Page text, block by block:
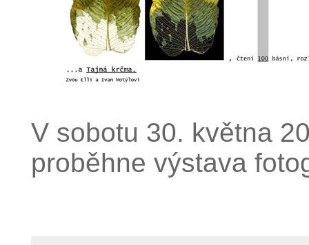
V sobotu 30. května
proběhne výstava